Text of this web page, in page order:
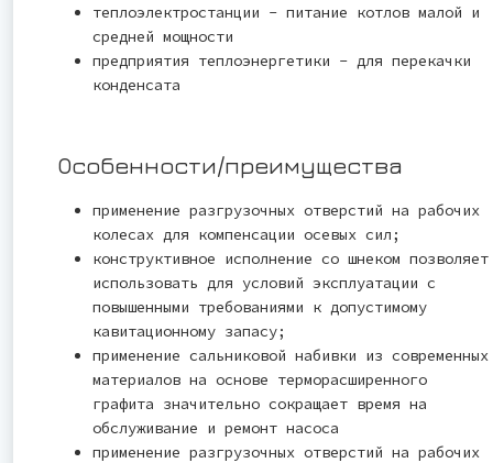
теплоэлектростанции - питание котлов малой и
средней мощности
предприятия теплоэнергетики - для перекачки
конденсата
Особенности/преимущества
применение разгрузочных отверстий на рабочих
колесах для компенсации осевых сил;
конструктивное исполнение со шнеком позволяет
использовать для условий эксплуатации с
повышенными требованиями к допустимому
кавитационному запасу;
применение сальниковой набивки из современных
материалов на основе терморасширенного
графита значительно сокращает время на
обслуживание и ремонт насоса
применение разгрузочных отверстий на рабочих